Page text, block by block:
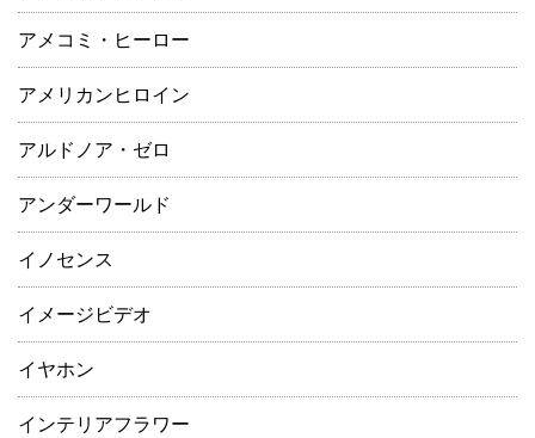
アメコミ・ヒーロー
アメリカンヒロイン
アルドノア・ゼロ
アンダーワールド
イノセンス
イメージビデオ
イヤホン
インテリアフラワー